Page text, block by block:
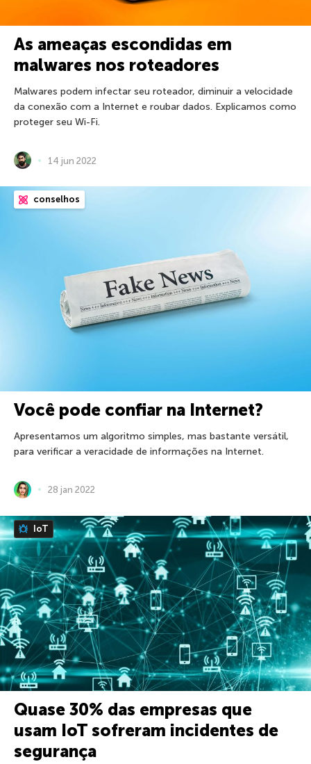
As ameaças escondidas em
malwares nos roteadores
Malwares podem infectar seu roteador, diminuir a velocidade
da conexão com a Internet e roubar dados. Explicamos como
proteger seu Wi-Fi.
14 jun 2022
conselhos
Você pode confiar na Internet?
Apresentamos um algoritmo simples, mas bastante versátil,
para verificar a veracidade de informações na Internet.
28 jan 2022
IoT
Quase 30% das empresas que
usam IoT sofreram incidentes de
segurança